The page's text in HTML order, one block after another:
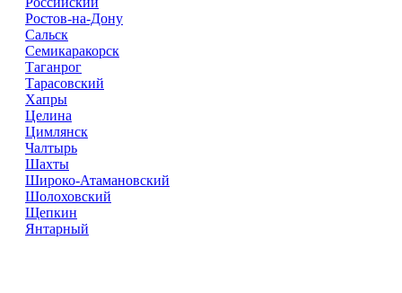
Ростов-на-Дону
Сальск
Семикаракорск
Таганрог
Тарасовский
Хапры
Целина
Цимлянск
Чалтырь
Шахты
Широко-Атамановский
Шолоховский
Щепкин
Янтарный